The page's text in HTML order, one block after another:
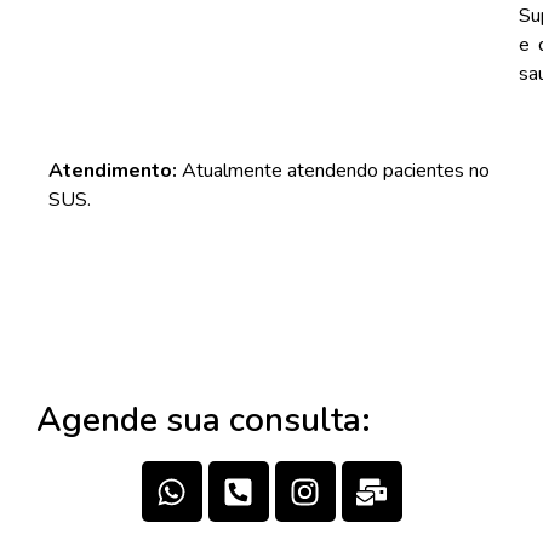
e
Atendimento: Atualmente atendendo pacientes no
SUS.
Agende sua consulta: